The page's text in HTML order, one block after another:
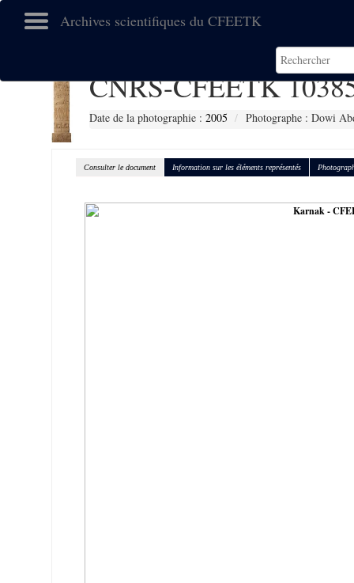
Archives scientifiques du CFEETK
CNRS-CFEETK
Date de la photographie : 2005 Photographe : Dowi
Consulter le document Information sur les éléments représentés